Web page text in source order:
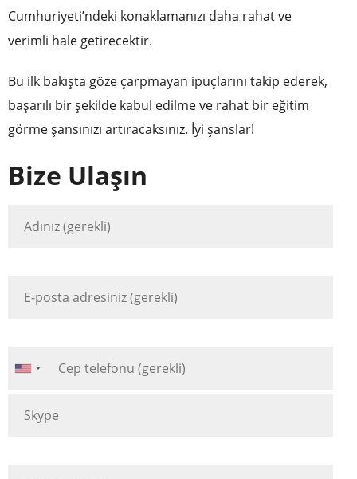
Cumhuriyeti’ndeki konaklamanızı daha rahat ve
verimli hale getirecektir.
Bu ilk bakışta göze çarpmayan ipuçlarını takip ederek,
başarılı bir şekilde kabul edilme ve rahat bir eğitim
görme şansınızı artıracaksınız. İyi şanslar!
Bize Ulaşın